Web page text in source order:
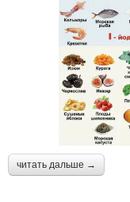
читать дальше →